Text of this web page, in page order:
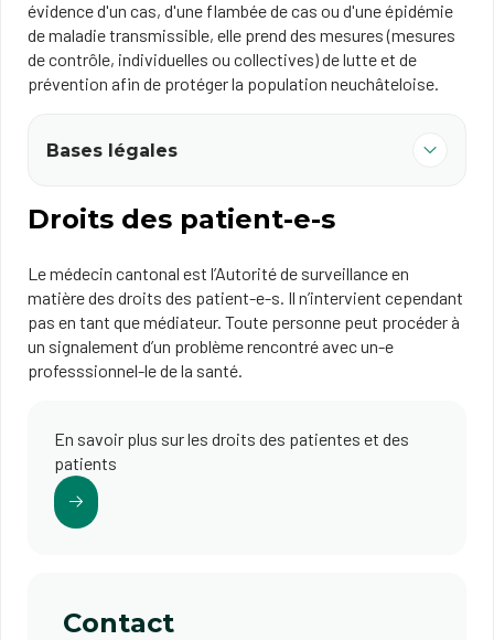
évidence d'un cas, d'une flambée de cas ou d'une épidémie
de maladie transmissible, elle prend des mesures (mesures
de contrôle, individuelles ou collectives) de lutte et de
prévention afin de protéger la population neuchâteloise.
Bases légales
Droits des patient-e-s
Le médecin cantonal est l’Autorité de surveillance en
matière des droits des patient-e-s. Il n’intervient cependant
pas en tant que médiateur. Toute personne peut procéder à
un signalement d’un problème rencontré avec un-e
professsionnel-le de la santé.
En savoir plus sur les droits des patientes et des
patients
Contact